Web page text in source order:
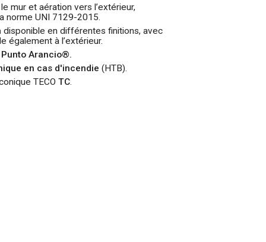
mur et aération vers l’extérieur,
norme UNI 7129-2015.
disponible en différentes finitions, avec
également à l’extérieur.
Punto Arancio®.
en cas d'incendie (HTB).
TECOTC